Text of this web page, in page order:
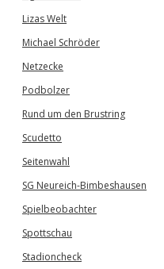
Lizas Welt
Michael Schröder
Netzecke
Podbolzer
Rund um den Brustring
Scudetto
Seitenwahl
SG Neureich-Bimbeshausen
Spielbeobachter
Spottschau
Stadioncheck